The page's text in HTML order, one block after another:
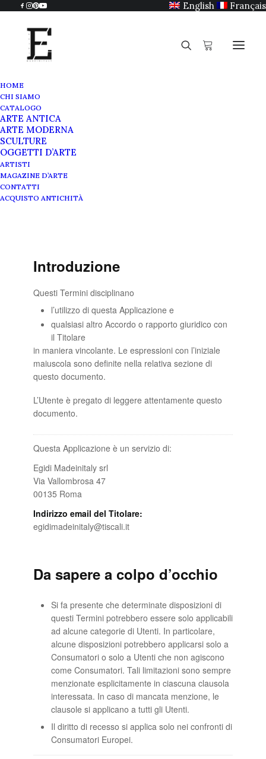
English Français
HOME
CHI SIAMO
CATALOGO
ARTE ANTICA
ARTE MODERNA
SCULTURE
OGGETTI D’ARTE
ARTISTI
MAGAZINE D’ARTE
CONTATTI
ACQUISTO ANTICHITÀ
Termini e Condizioni di
egidimadeinitaly.com
Introduzione
Questi Termini disciplinano
l’utilizzo di questa Applicazione e
qualsiasi altro Accordo o rapporto giuridico con
il Titolare
in maniera vincolante. Le espressioni con l’iniziale
maiuscola sono definite nella relativa sezione di
questo documento.
L’Utente è pregato di leggere attentamente questo
documento.
Questa Applicazione è un servizio di:
Egidi Madeinitaly srl
Via Vallombrosa 47
00135 Roma
Indirizzo email del Titolare:
egidimadeinitaly@tiscali.it
Da sapere a colpo d’occhio
Si fa presente che determinate disposizioni di
questi Termini potrebbero essere solo applicabili
ad alcune categorie di Utenti. In particolare,
alcune disposizioni potrebbero applicarsi solo a
Consumatori o solo a Utenti che non agiscono
come Consumatori. Tali limitazioni sono sempre
menzionate esplicitamente in ciascuna clausola
interessata. In caso di mancata menzione, le
clausole si applicano a tutti gli Utenti.
Il diritto di recesso si applica solo nei confronti di
Consumatori Europei.